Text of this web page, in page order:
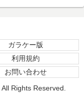
ガラケー版
利用規約
お問い合わせ
All Rights Reserved.